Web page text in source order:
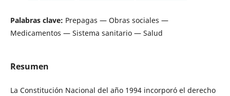
Palabras clave: Prepagas — Obras sociales —
Medicamentos — Sistema sanitario — Salud
Resumen
La Constitución Nacional del año 1994 incorporó el derecho